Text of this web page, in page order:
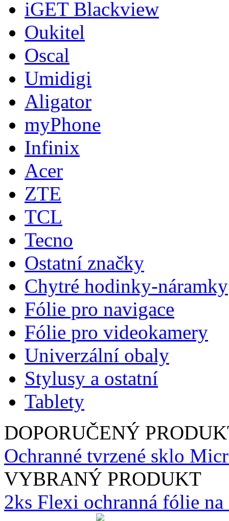
iGET Blackview
Oukitel
Oscal
Umidigi
Aligator
myPhone
Infinix
Acer
ZTE
TCL
Tecno
Ostatní značky
Chytré hodinky-náramky
Fólie pro navigace
Fólie pro videokamery
Univerzální obaly
Stylusy a ostatní
Tablety
DOPORUČENÝ
Ochranné tvrzené sklo
VYBRANÝ PRODUKT
2ks Flexi ochranná fólie